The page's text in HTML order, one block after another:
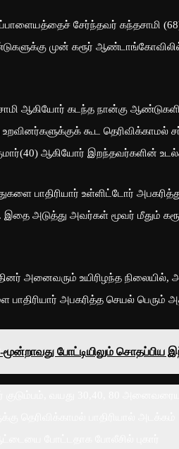
சேர்ந்தவர் கந்தசாமி (68).
முன் கரூர்
ஆகியோர் கடந்த நான்கு
கூட தெரிவிக்காமல்
ஆகியோர் இறந்தவர்களின்
பாதிரியார் உள்ளிட்டோர்
இதை அடுத்து அவர்கள் மூவர் மீதும்
அனைவரும் உயிரிழந்த
அபகரித்த செயல் பெரும்
மூன்றாவது போட்டியிலும் சொதப்பிய